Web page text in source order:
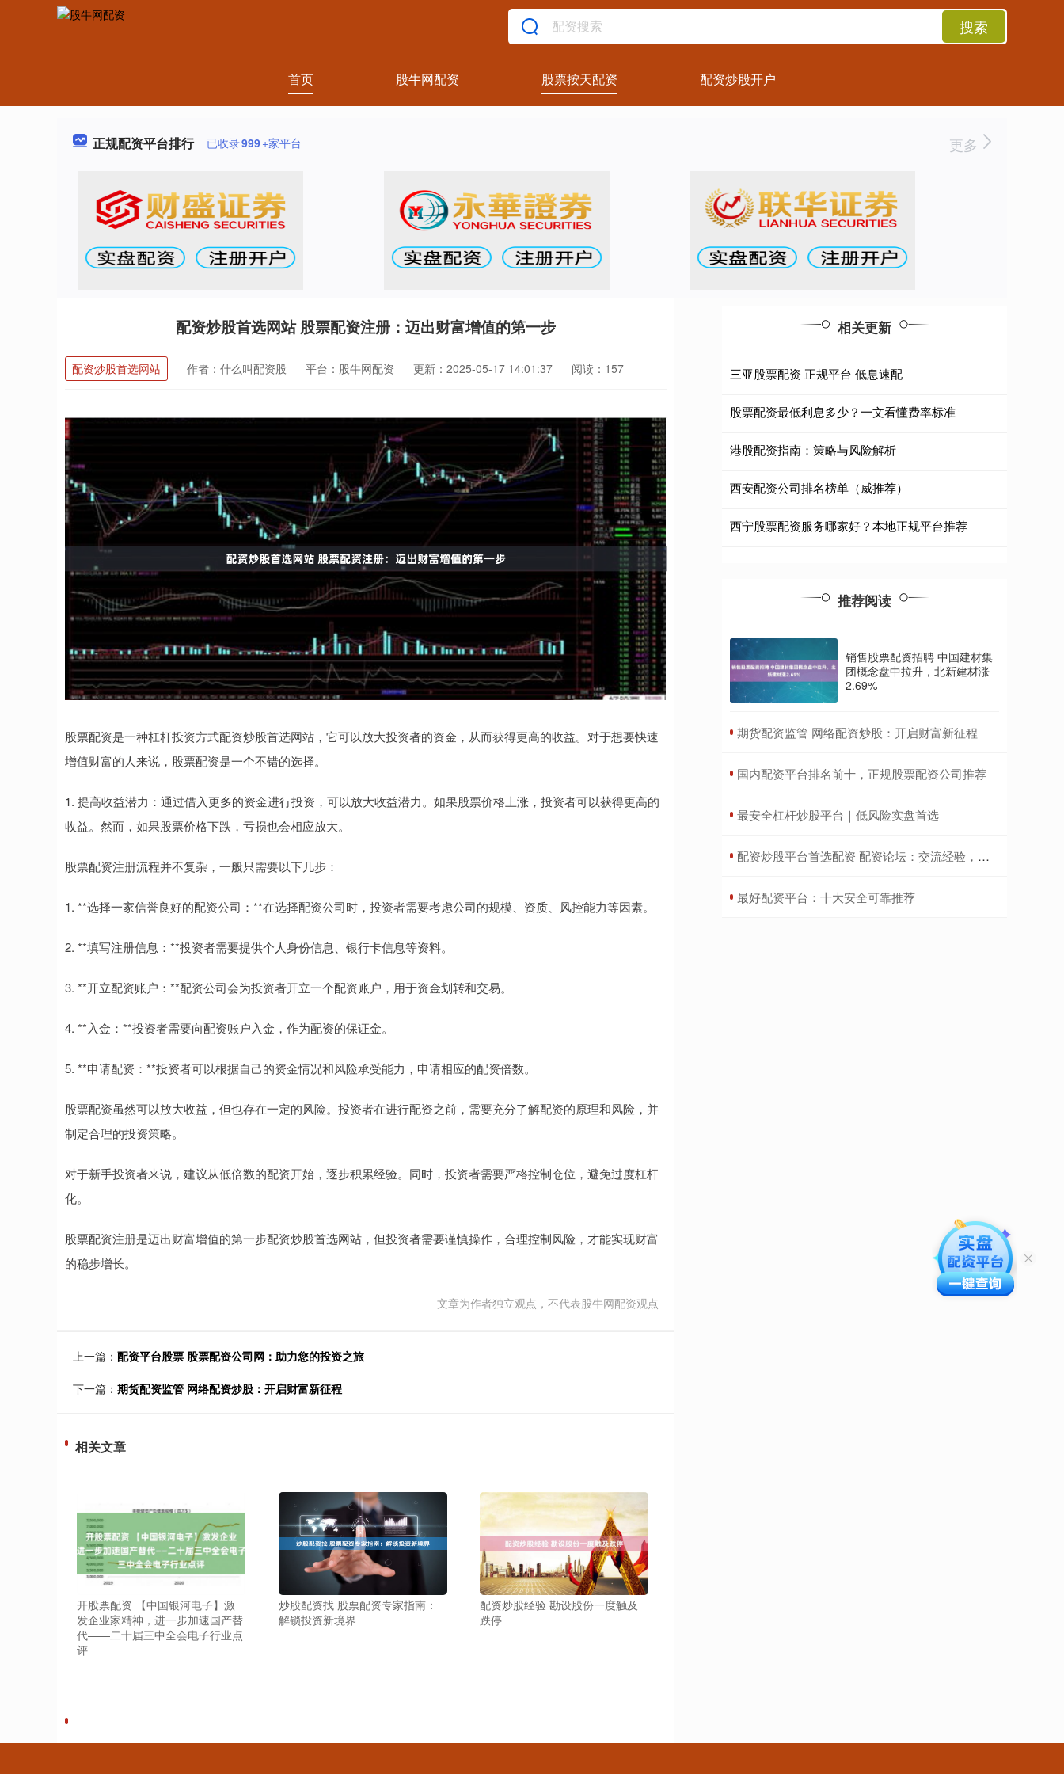
搜索
首页 股牛网配资 股票按天配资 配资炒股开户
正规配资平台排行 已收录999+家平台 更多
配资炒股首选网站 股票配资注册：迈出财富增值的第一步
配资炒股首选网站 作者：什么叫配资股 平台：股牛网配资 更新：2025-05-17 14:01:37 阅读：157
股票配资是一种杠杆投资方式配资炒股首选网站，它可以放大投资者的资金，从而获得更高的收益。对于想要快速
增值财富的人来说，股票配资是一个不错的选择。
1. 提高收益潜力：通过借入更多的资金进行投资，可以放大收益潜力。如果股票价格上涨，投资者可以获得更高的
收益。然而，如果股票价格下跌，亏损也会相应放大。
股票配资注册流程并不复杂，一般只需要以下几步：
1. **选择一家信誉良好的配资公司：**在选择配资公司时，投资者需要考虑公司的规模、资质、风控能力等因素。
2. **填写注册信息：**投资者需要提供个人身份信息、银行卡信息等资料。
3. **开立配资账户：**配资公司会为投资者开立一个配资账户，用于资金划转和交易。
4. **入金：**投资者需要向配资账户入金，作为配资的保证金。
5. **申请配资：**投资者可以根据自己的资金情况和风险承受能力，申请相应的配资倍数。
股票配资虽然可以放大收益，但也存在一定的风险。投资者在进行配资之前，需要充分了解配资的原理和风险，并
制定合理的投资策略。
对于新手投资者来说，建议从低倍数的配资开始，逐步积累经验。同时，投资者需要严格控制仓位，避免过度杠杆
化。
股票配资注册是迈出财富增值的第一步配资炒股首选网站，但投资者需要谨慎操作，合理控制风险，才能实现财富
的稳步增长。
文章为作者独立观点，不代表股牛网配资观点
上一篇： 配资平台股票 股票配资公司网：助力您的投资之旅
下一篇： 期货配资监管 网络配资炒股：开启财富新征程
相关文章
开股票配资 【中国银河电子】激
发企业家精神，进一步加速国产替
代——二十届三中全会电子行业点
评
炒股配资找 股票配资专家指南：
解锁投资新境界
配资炒股经验 勘设股份一度触及
跌停
相关更新
三亚股票配资 正规平台 低息速配
股票配资最低利息多少？一文看懂费率标准
港股配资指南：策略与风险解析
西安配资公司排名榜单（威推荐）
西宁股票配资服务哪家好？本地正规平台推荐
推荐阅读
销售股票配资招聘 中国建材集
团概念盘中拉升，北新建材涨
2.69%
​期货配资监管 网络配资炒股：开启财富新征程
​国内配资平台排名前十，正规股票配资公司推荐
​最安全杠杆炒股平台｜低风险实盘首选
​配资炒股平台首选配资 配资论坛：交流经验，规避风险，稳健投资
​最好配资平台：十大安全可靠推荐